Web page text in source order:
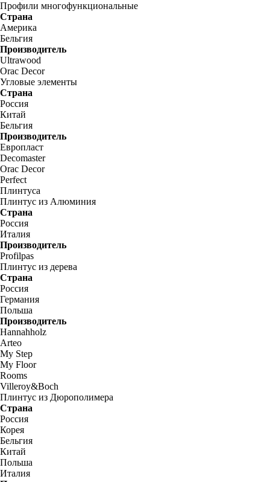
Профили многофункциональные
Страна
Америка
Бельгия
Производитель
Ultrawood
Orac Decor
Угловые элементы
Страна
Россия
Китай
Бельгия
Производитель
Европласт
Decomaster
Orac Decor
Perfect
Плинтуса
Плинтус из Алюминия
Страна
Россия
Италия
Производитель
Profilpas
Плинтус из дерева
Страна
Россия
Германия
Польша
Производитель
Hannahholz
Arteo
My Step
My Floor
Rooms
Villeroy&Boch
Плинтус из Дюрополимера
Страна
Россия
Корея
Бельгия
Китай
Польша
Италия